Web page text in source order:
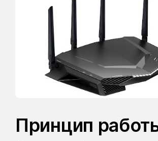
Принцип